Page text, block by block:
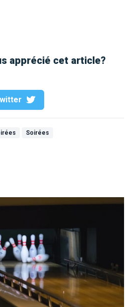
apprécié cet article?
Soirées